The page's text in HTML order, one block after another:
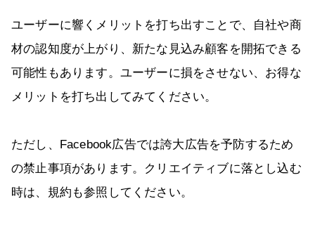
ユーザーに響くメリットを打ち出すことで、自社や商
材の認知度が上がり、新たな見込み顧客を開拓できる
可能性もあります。ユーザーに損をさせない、お得な
メリットを打ち出してみてください。
ただし、Facebook広告では誇大広告を予防するため
の禁止事項があります。クリエイティブに落とし込む
時は、規約も参照してください。